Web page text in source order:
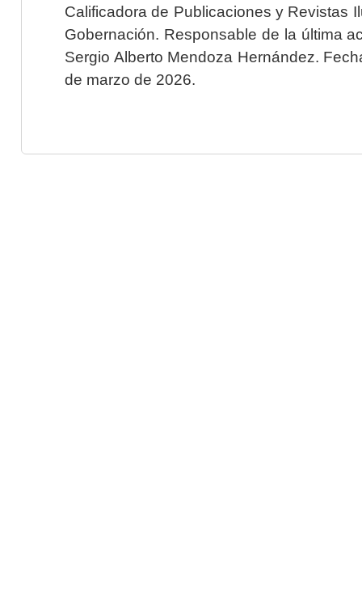
Calificadora de Publicaciones y Revistas
Gobernación. Responsable de la última
Sergio Alberto Mendoza Hernández.
de marzo de 2026.